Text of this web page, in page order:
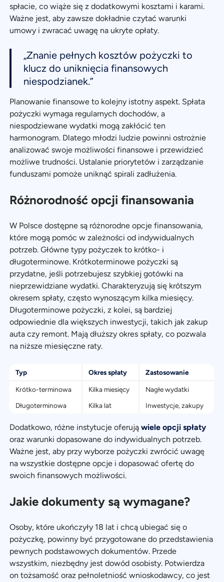
spłacie, co wiąże się z dodatkowymi kosztami i karami.
Ważne jest, aby zawsze dokładnie czytać warunki
umowy i zwracać uwagę na ukryte opłaty.
„Znanie pełnych kosztów pożyczki to
klucz do uniknięcia finansowych
niespodzianek.”
Planowanie finansowe to kolejny istotny aspekt. Spłata
pożyczki wymaga regularnych dochodów, a
niespodziewane wydatki mogą zakłócić ten
harmonogram. Dlatego młodzi ludzie powinni ostrożnie
analizować swoje możliwości finansowe i przewidzieć
możliwe trudności. Ustalanie priorytetów i zarządzanie
funduszami pomoże uniknąć spirali zadłużenia.
Różnorodność opcji finansowania
W Polsce dostępne są różnorodne opcje finansowania,
które mogą pomóc w zależności od indywidualnych
potrzeb. Główne typy pożyczek to krótko- i
długoterminowe. Krótkoterminowe pożyczki są
przydatne, jeśli potrzebujesz szybkiej gotówki na
nieprzewidziane wydatki. Charakteryzują się krótszym
okresem spłaty, często wynoszącym kilka miesięcy.
Długoterminowe pożyczki, z kolei, są bardziej
odpowiednie dla większych inwestycji, takich jak zakup
auta czy remont. Mają dłuższy okres spłaty, co pozwala
na niższe miesięczne raty.
Typ Okres spłaty Zastosowanie
Krótko-terminowa Kilka miesięcy
Nagłe wydatki
Długoterminowa
Kilka lat Inwestycje, zakupy
Dodatkowo, różne instytucje oferująwiele opcji spłaty
oraz warunki dopasowane do indywidualnych potrzeb.
Ważne jest, aby przy wyborze pożyczki zwrócić uwagę
na wszystkie dostępne opcje i dopasować ofertę do
swoich finansowych możliwości.
Jakie dokumenty są wymagane?
Osoby, które ukończyły 18 lat i chcą ubiegać się o
pożyczkę, powinny być przygotowane do przedstawienia
pewnych podstawowych dokumentów. Przede
wszystkim, niezbędny jest dowód osobisty. Potwierdza
on tożsamość oraz pełnoletniość wnioskodawcy, co jest